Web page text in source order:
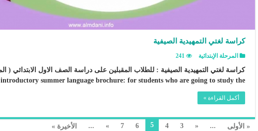
كراسة لغتي التمهيدية الصيفية
المرحلة الإبتدائية 241
introductory summer language brochure: for students who are going to study the …
أكمل القراءة »
« الأولى ...
«
3
4
5
6
7
»
... الأخيرة »